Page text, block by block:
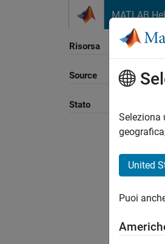
MATLAB
Risorsa
Source
Stato
Seleziona
United
Puoi